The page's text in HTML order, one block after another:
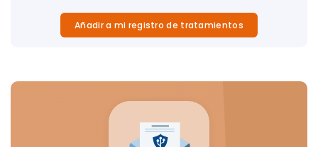
Añadir a mi registro de tratamientos